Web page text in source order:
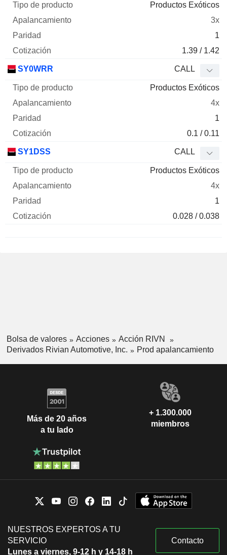
Productos Exóticos
3x
1
1.39 / 1.42
SY0WRR CALL
Productos Exóticos
4x
1
0.1 / 0.11
SY1DSS CALL
Productos Exóticos
4x
1
0.028 / 0.038
Bolsa de valores Acciones
Acción RIVN
Derivados Rivian Automotive, Inc.
Prod apalancamiento
Más de 20 años
a tu lado
+ 1.300.000
miembros
NUESTROS EXPERTOS A TU
SERVICIO
Lunes a viernes, 9-12 h y 14-18 h
Contacto